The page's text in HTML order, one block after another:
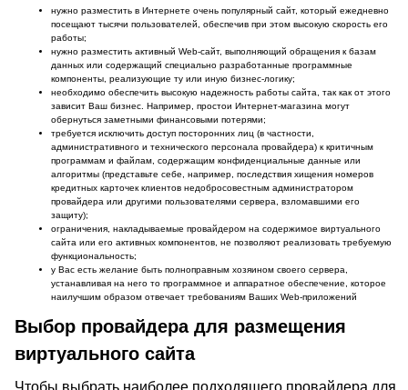
нужно разместить в Интернете очень популярный сайт, который ежедневно
посещают тысячи пользователей, обеспечив при этом высокую скорость его
работы;
нужно разместить активный Web-сайт, выполняющий обращения к базам
данных или содержащий специально разработанные программные
компоненты, реализующие ту или иную бизнес-логику;
необходимо обеспечить высокую надежность работы сайта, так как от этого
зависит Ваш бизнес. Например, простои Интернет-магазина могут
обернуться заметными финансовыми потерями;
требуется исключить доступ посторонних лиц (в частности,
административного и технического персонала провайдера) к критичным
программам и файлам, содержащим конфиденциальные данные или
алгоритмы (представьте себе, например, последствия хищения номеров
кредитных карточек клиентов недобросовестным администратором
провайдера или другими пользователями сервера, взломавшими его
защиту);
ограничения, накладываемые провайдером на содержимое виртуального
сайта или его активных компонентов, не позволяют реализовать требуемую
функциональность;
у Вас есть желание быть полноправным хозяином своего сервера,
устанавливая на него то программное и аппаратное обеспечение, которое
наилучшим образом отвечает требованиям Ваших Web-приложений
Выбор провайдера для размещения
виртуального сайта
Чтобы выбрать наиболее подходящего провайдера для